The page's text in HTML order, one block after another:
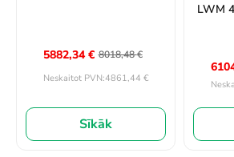
8018,48€
5882,34€
Neskaitot PVN:4861,44 €
Sīkāk
LWM